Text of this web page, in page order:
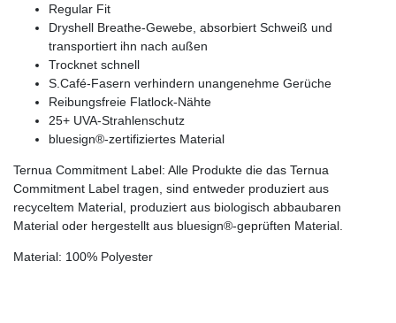
Regular Fit
Dryshell Breathe-Gewebe, absorbiert Schweiß und
transportiert ihn nach außen
Trocknet schnell
S.Café-Fasern verhindern unangenehme Gerüche
Reibungsfreie Flatlock-Nähte
25+ UVA-Strahlenschutz
bluesign®-zertifiziertes Material
Ternua Commitment Label: Alle Produkte die das Ternua
Commitment Label tragen, sind entweder produziert aus
recyceltem Material, produziert aus biologisch abbaubaren
Material oder hergestellt aus bluesign®-geprüften Material.
Material: 100% Polyester